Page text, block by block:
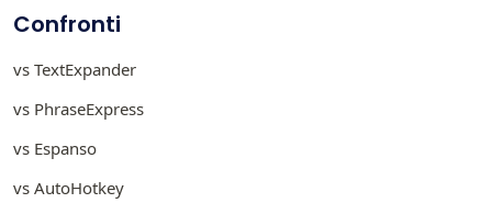
Confronti
vs TextExpander
vs PhraseExpress
vs Espanso
vs AutoHotkey